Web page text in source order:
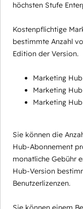
höchsten Stufe
Kostenpflichtige
bestimmte Anzahl
Edition der Version.
Marketing
Marketing
Marketing
Sie können die
Hub-Abonnement
monatliche Gebühr
Hub-Version
Benutzerlizenzen.